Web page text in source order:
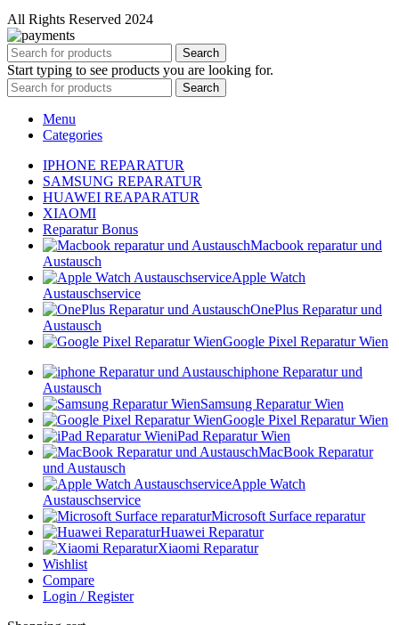
All Rights Reserved 2024
Search
Start typing to see products you are looking for.
Search
Menu
Categories
IPHONE REPARATUR
SAMSUNG REPARATUR
HUAWEI REAPARATUR
XIAOMI
Reparatur Bonus
Macbook reparatur und
Austausch
Apple Watch
Austauschservice
OnePlus Reparatur und
Austausch
Google Pixel Reparatur Wien
iphone Reparatur und
Austausch
Samsung Reparatur Wien
Google Pixel Reparatur Wien
iPad Reparatur Wien
MacBook Reparatur
und Austausch
Apple Watch
Austauschservice
Microsoft Surface reparatur
Huawei Reparatur
Xiaomi Reparatur
Wishlist
Compare
Login / Register